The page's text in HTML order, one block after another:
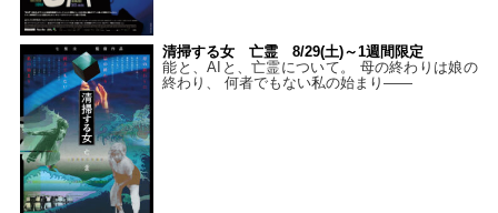
清掃する女 亡霊 8/29(土)～1週間限定
能と、AIと、亡霊について。 母の終わりは娘の
終わり、 何者でもない私の始まり――